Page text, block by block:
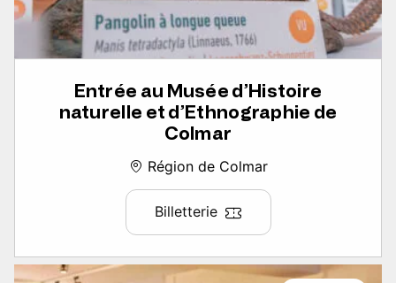
Entrée au Musée d’Histoire
naturelle et d’Ethnographie de
Colmar
Région de Colmar
Billetterie